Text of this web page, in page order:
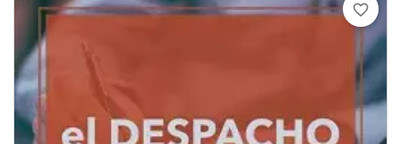
favorite_border